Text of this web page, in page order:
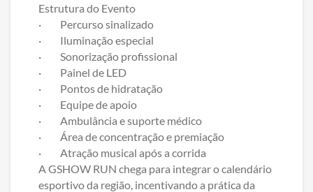
Estrutura do Evento
· Percurso sinalizado
· Iluminação especial
· Sonorização profissional
· Painel de LED
· Pontos de hidratação
· Equipe de apoio
· Ambulância e suporte médico
· Área de concentração e premiação
· Atração musical após a corrida
A GSHOW RUN chega para integrar o calendário
esportivo da região, incentivando a prática da